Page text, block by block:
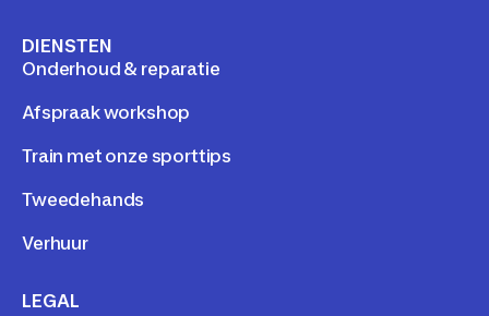
DIENSTEN
Onderhoud & reparatie
Afspraak workshop
Train met onze sporttips
Tweedehands
Verhuur
LEGAL